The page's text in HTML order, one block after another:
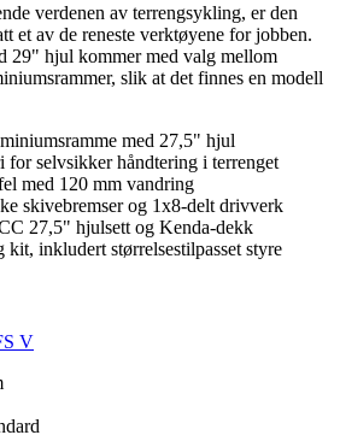
verdenen av terrengsykling, er den
et av de reneste verktøyene for jobben.
29" hjul kommer med valg mellom
slik at det finnes en modell
med 27,5" hjul
for selvsikker håndtering i terrenget
med 120 mm vandring
skivebremser og 1x8-delt drivverk
27,5" hjulsett og Kenda-dekk
inkludert størrelsestilpasset styre
V